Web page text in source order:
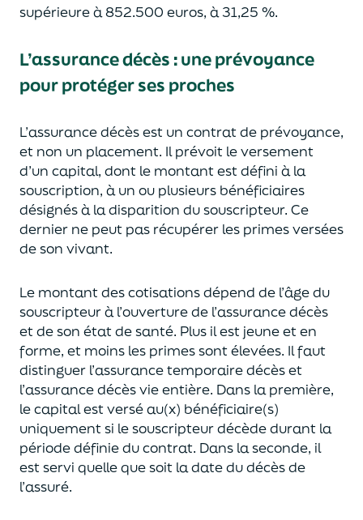
supérieure à 852.500 euros, à 31,25 %.
L’assurance décès :une prévoyance
pour protéger ses proches
L’assurance décès est un contrat de prévoyance,
et non un placement. Il prévoit le versement
d’un capital, dont le montant est défini à la
souscription, à un ou plusieurs bénéficiaires
désignés à la disparition du souscripteur. Ce
dernier ne peut pas récupérer les primes versées
de son vivant.
Le montant des cotisations dépend de l’âgedu
souscripteur à l’ouverture de l’assurance décès
et de son état de santé. Plus il est jeuneet en
forme, et moins les primes sont élevées. Il faut
distinguer l’assurance temporaire décès et
l’assurancedécèsvie entière. Dans la première,
le capital estversé au(x) bénéficiaire(s)
uniquementsi le souscripteur décède durant la
période définie du contrat. Dans la seconde, il
est servi quelle que soit la date du décès de
l’assuré.